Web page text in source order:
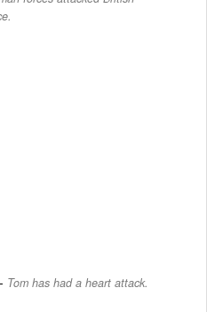
- Tom has had a heart attack.